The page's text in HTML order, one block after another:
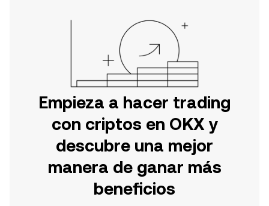
Empieza a hacer trading
con criptos en OKX y
descubre una mejor
manera de ganar más
beneficios